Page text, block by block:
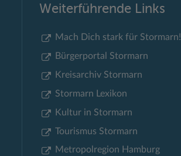
Weiterführende Links
Mach Dich stark für Stormarn!
Bürgerportal Stormarn
Kreisarchiv Stormarn
Stormarn Lexikon
Kultur in Stormarn
Tourismus Stormarn
Metropolregion Hamburg